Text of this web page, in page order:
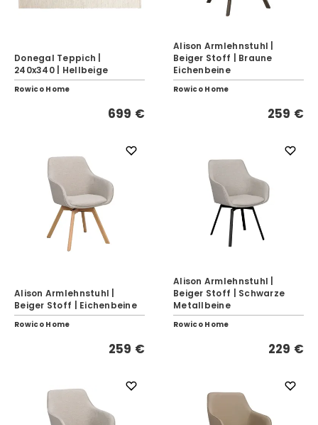
Donegal Teppich |
240x340 | Hellbeige
Rowico Home
699 €
Alison Armlehnstuhl |
Beiger Stoff | Braune
Eichenbeine
Rowico Home
259 €
Alison Armlehnstuhl |
Beiger Stoff | Eichenbeine
Rowico Home
259 €
Alison Armlehnstuhl |
Beiger Stoff | Schwarze
Metallbeine
Rowico Home
229 €